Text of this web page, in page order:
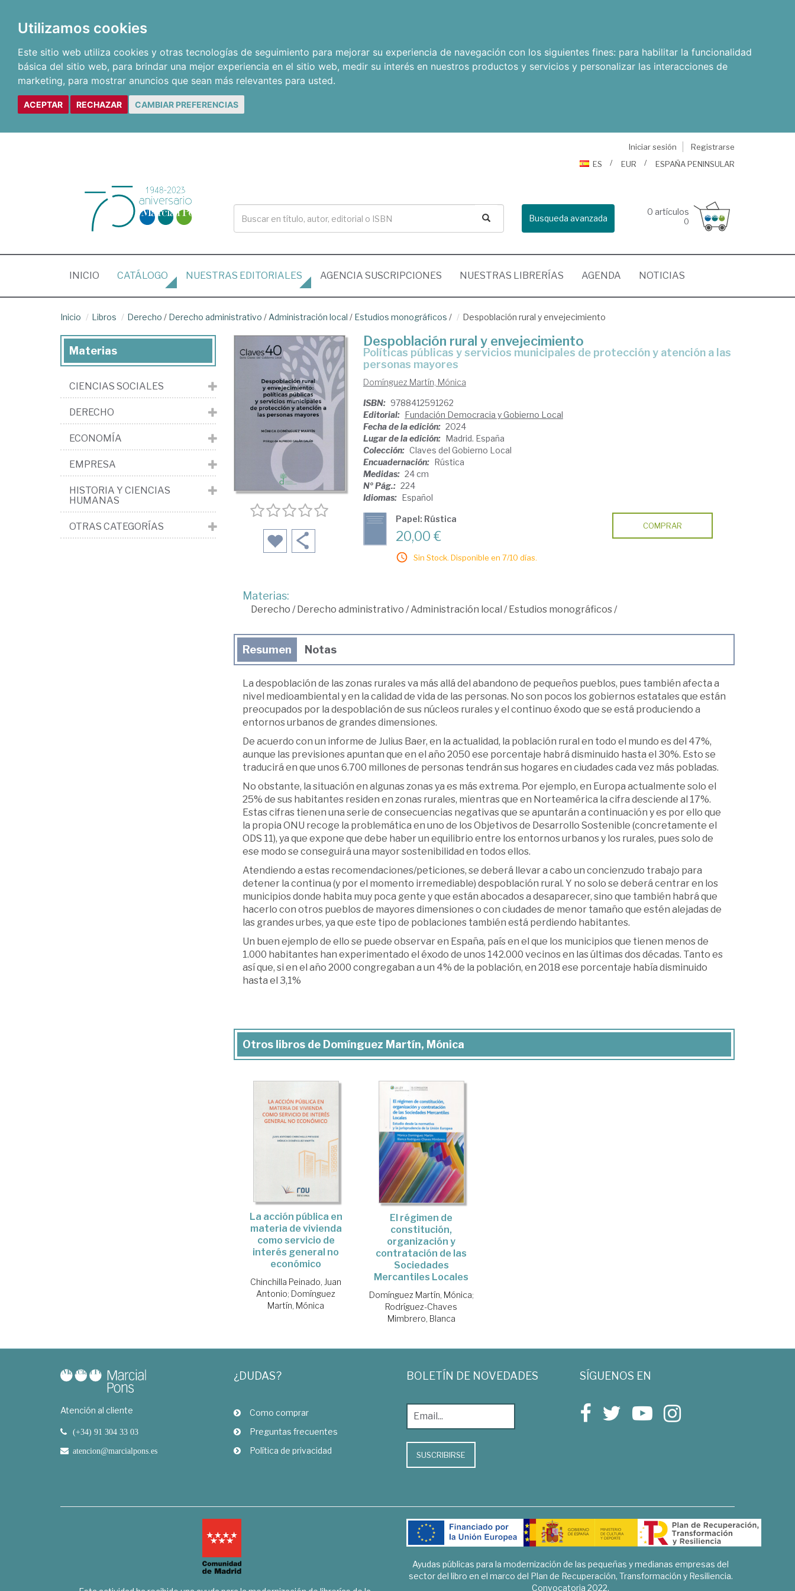
Utilizamos cookies
Este sitio web utiliza cookies y otras tecnologías de seguimiento para mejorar su experiencia de navegación con los siguientes fines: para habilitar la funcionalidad
básica del sitio web, para brindar una mejor experiencia en el sitio web, medir su interés en nuestros productos y servicios y personalizar las interacciones de
marketing, para mostrar anuncios que sean más relevantes para usted.
ACEPTAR RECHAZAR CAMBIAR PREFERENCIAS
Iniciar sesión
Registrarse
ES
EUR ESPAÑA PENINSULAR
Busqueda avanzada
0 artículos
0
INICIO (CURRENT)
CATÁLOGO NUESTRAS EDITORIALES AGENCIA SUSCRIPCIONES NUESTRAS LIBRERÍAS AGENDA NOTICIAS
Inicio Libros Derecho / Derecho administrativo / Administración local / Estudios monográficos / Despoblación rural y envejecimiento
Despoblación rural y envejecimiento
políticas públicas y servicios municipales de protección y atención a las
personas mayores
Domínguez Martín, Mónica
ISBN: 9788412591262
Editorial: Fundación Democracia y Gobierno Local
Fecha de la edición: 2024
Lugar de la edición: Madrid. España
Colección: Claves del Gobierno Local
Encuadernación: Rústica
Medidas: 24 cm
Nº Pág.: 224
Idiomas: Español
Papel: Rústica
20,00 €
Sin Stock. Disponible en 7/10 días.
COMPRAR
Materias:
Derecho /Derecho administrativo /Administración local /Estudios monográficos/
Resumen Notas
La despoblación de las zonas rurales va más allá del abandono de pequeños pueblos, pues también afecta a
nivel medioambiental y en la calidad de vida de las personas. No son pocos los gobiernos estatales que están
preocupados por la despoblación de sus núcleos rurales y el continuo éxodo que se está produciendo a
entornos urbanos de grandes dimensiones.
De acuerdo con un informe de Julius Baer, en la actualidad, la población rural en todo el mundo es del 47%,
aunque las previsiones apuntan que en el año 2050 ese porcentaje habrá disminuido hasta el 30%. Esto se
traducirá en que unos 6.700 millones de personas tendrán sus hogares en ciudades cada vez más pobladas.
No obstante, la situación en algunas zonas ya es más extrema. Por ejemplo, en Europa actualmente solo el
25% de sus habitantes residen en zonas rurales, mientras que en Norteamérica la cifra desciende al 17%.
Estas cifras tienen una serie de consecuencias negativas que se apuntarán a continuación y es por ello que
la propia ONU recoge la problemática en uno de los Objetivos de Desarrollo Sostenible (concretamente el
ODS 11), ya que expone que debe haber un equilibrio entre los entornos urbanos y los rurales, pues solo de
ese modo se conseguirá una mayor sostenibilidad en todos ellos.
Atendiendo a estas recomendaciones/peticiones, se deberá llevar a cabo un concienzudo trabajo para
detener la continua (y por el momento irremediable) despoblación rural. Y no solo se deberá centrar en los
municipios donde habita muy poca gente y que están abocados a desaparecer, sino que también habrá que
hacerlo con otros pueblos de mayores dimensiones o con ciudades de menor tamaño que estén alejadas de
las grandes urbes, ya que este tipo de poblaciones también está perdiendo habitantes.
Un buen ejemplo de ello se puede observar en España, país en el que los municipios que tienen menos de
1.000 habitantes han experimentado el éxodo de unos 142.000 vecinos en las últimas dos décadas. Tanto es
así que, si en el año 2000 congregaban a un 4% de la población, en 2018 ese porcentaje había disminuido
hasta el 3,1%
Otros libros de Domínguez Martín, Mónica
La acción pública en
materia de vivienda
como servicio de
interés general no
económico
Chinchilla Peinado, Juan
Antonio; Domínguez
Martín, Mónica
El régimen de
constitución,
organización y
contratación de las
Sociedades
Mercantiles Locales
Domínguez Martín, Mónica;
Rodríguez-Chaves
Mimbrero, Blanca
Materias
CIENCIAS SOCIALES
DERECHO
ECONOMÍA
EMPRESA
HISTORIA Y CIENCIAS
HUMANAS
OTRAS CATEGORÍAS
Atención al cliente
(+34) 91 304 33 03
atencion@marcialpons.es
¿DUDAS?
Como comprar
Preguntas frecuentes
Política de privacidad
BOLETÍN DE NOVEDADES
SUSCRIBIRSE
SÍGUENOS EN
Ayudas públicas para la modernización de las pequeñas y medianas empresas del
sector del libro en el marco del Plan de Recuperación, Transformación y Resiliencia.
Convocatoria 2022.